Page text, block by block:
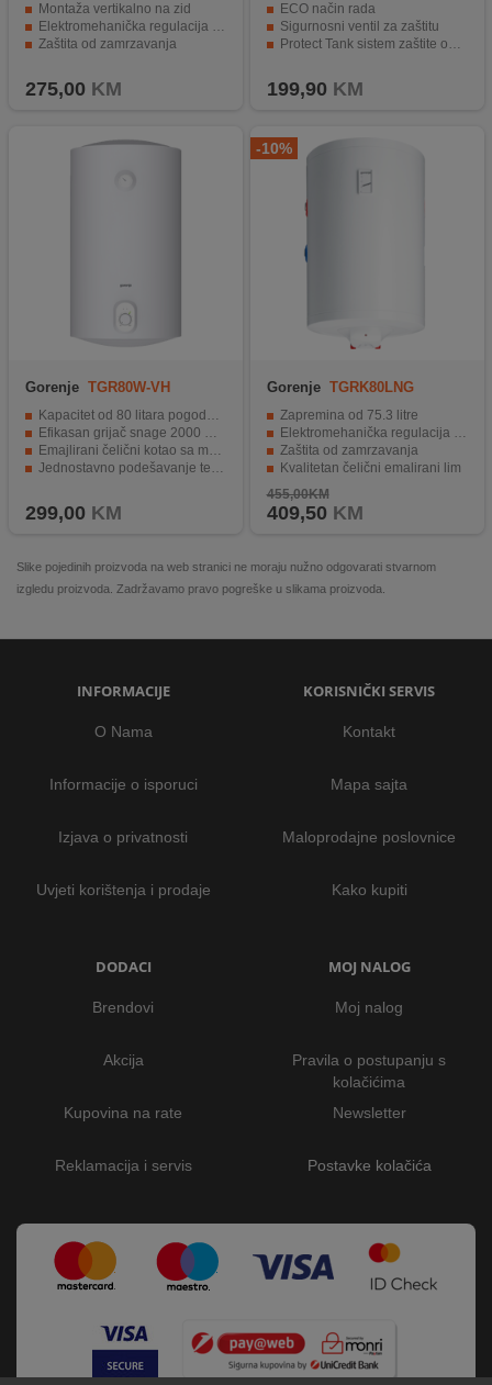
Montaža vertikalno na zid
Elektromehanička regulacija temperature
Zaštita od zamrzavanja
275,00 KM
ECO način rada
Sigurnosni ventil za zaštitu
Protect Tank sistem zaštite od korozije
199,90 KM
Gorenje TGR80W-VH
Kapacitet od 80 litara pogodan za domaćinstva
Efikasan grijač snage 2000 W za brzo zagrijavanje vode
Emajlirani čelični kotao sa magnezij anodom za dug vijek trajanja
Jednostavno podešavanje temperature pomoću termostata
299,00 KM
-10%
Gorenje TGRK80LNG
Zapremina od 75.3 litre
Elektromehanička regulacija temperature
Zaštita od zamrzavanja
Kvalitetan čelični emalirani lim
Energetski učinkovit s 2000W grijačem
455,00KM
409,50 KM
Slike pojedinih proizvoda na web stranici ne moraju nužno odgovarati stvarnom
izgledu proizvoda. Zadržavamo pravo pogreške u slikama proizvoda.
INFORMACIJE
O Nama
Informacije o isporuci
Izjava o privatnosti
Uvjeti korištenja i prodaje
KORISNIČKI SERVIS
Kontakt
Mapa sajta
Maloprodajne poslovnice
Kako kupiti
DODACI
Brendovi
Akcija
Kupovina na rate
Reklamacija i servis
MOJ NALOG
Moj nalog
Pravila o postupanju s
kolačićima
Newsletter
Postavke kolačića